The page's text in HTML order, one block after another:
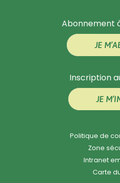
Abonnement
JE
Inscription
JE
Politique de
Zone
Intranet
Carte